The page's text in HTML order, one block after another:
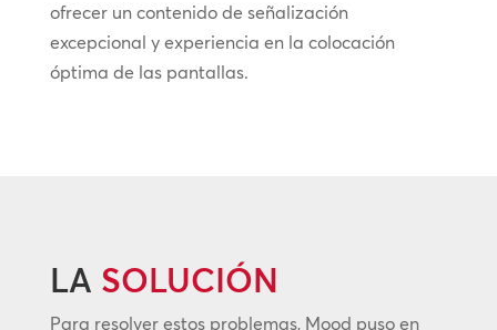
ofrecer un contenido de señalización
excepcional y experiencia en la colocación
óptima de las pantallas.
LA SOLUCIÓN
Para resolver estos problemas, Mood puso en